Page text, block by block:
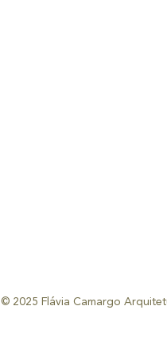
© 2025 Flávia Camargo